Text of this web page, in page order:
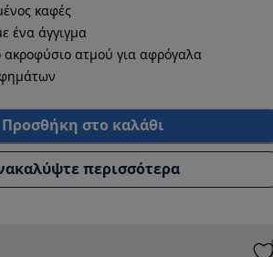
καφές
ένα άγγιγμα
ακροφύσιο ατμού για αφρόγαλα
Προσθήκη στο καλάθι
περισσότερα